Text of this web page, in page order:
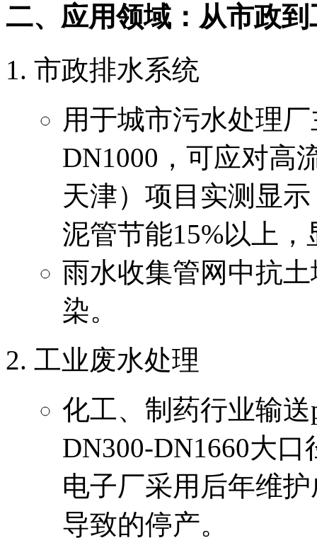
二、应用领域：从市政
市政排水系统
用于城市污水处理
DN1000，可应对高
天津）项目实测显
泥管节能15%以上
雨水收集管网中抗
染。
工业废水处理
化工、制药行业输
DN300-DN1660大
电子厂采用后年维
导致的停产。